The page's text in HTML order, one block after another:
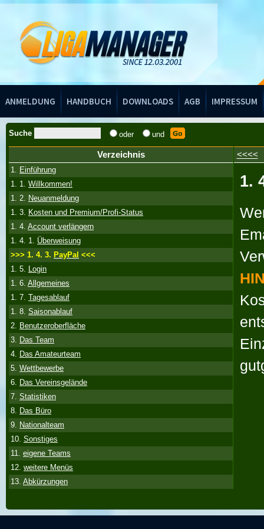
ANMELDUNG HANDBUCH DOWNLOADS AGB IMPRESSUM
Handbuch
Suche oder und
Verzeichnis
1. Einführung
1. 1. Willkommen!
1. 2. Neuanmeldung
1. 3. Kosten und Premium/Profi-Status
1. 4. Account verlängern
1. 4. 1. Überweisung
>>> 1. 4. 3. PayPal <<<
1. 5. Login
1. 6. Allgemeines
1. 7. Tagesablauf
1. 8. Saisonablauf
2. Benutzeroberfläche
3. Das Team
4. Das Amateurteam
5. Wettbewerbe
6. Das Vereinsgelände
7. Statistiken
8. Das Büro
9. Nationalteam
10. Sonstiges
11. eigene Teams
12. weitere Menüs
13. Abkürzungen
<<<<
1.